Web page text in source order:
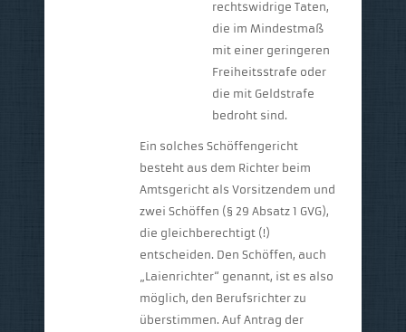
rechtswidrige Taten,
die im Mindestmaß
mit einer geringeren
Freiheitsstrafe oder
die mit Geldstrafe
bedroht sind.
Ein solches Schöffengericht
besteht aus dem Richter beim
Amtsgericht als Vorsitzendem und
zwei Schöffen (§ 29 Absatz 1 GVG),
die gleichberechtigt (!)
entscheiden. Den Schöffen, auch
„Laienrichter“ genannt, ist es also
möglich, den Berufsrichter zu
überstimmen. Auf Antrag der